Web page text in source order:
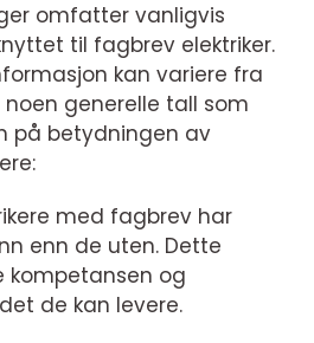
omfatter vanligvis
til fagbrev elektriker.
kan variere fra
generelle tall som
på betydningen av
med fagbrev har
enn de uten. Dette
kompetansen og
de kan levere.